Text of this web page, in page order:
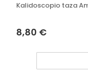
Kalidoscopio taza
8,80 €